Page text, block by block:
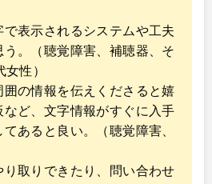
で表示されるシステムや工夫
。（聴覚障害、補聴器、そ
性）
囲の情報を伝えくださると嬉
など、文字情報がすぐに入手
あると良い。（聴覚障害、
り取りできたり、問い合わせ